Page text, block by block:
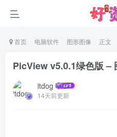
首页 电脑软件 图形图像 正文
PicView v5.0.1绿色版 –
itdog
14天前更新